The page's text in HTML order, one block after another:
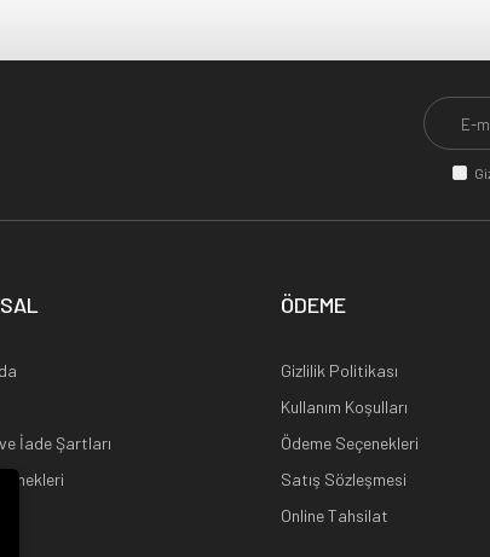
İade Şartları
ÖDEME
Gizlilik Politikası
Kullanım Koşulları
Ödeme Seçenekleri
Satış Sözleşmesi
Online Tahsilat